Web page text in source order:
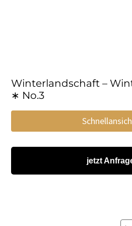
Winterlandschaft –
∗ No.3
jetzt